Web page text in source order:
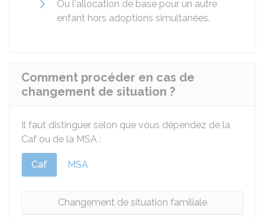
Ou l'allocation de base pour un autre
enfant hors adoptions simultanées.
Comment procéder en cas de
changement de situation ?
Il faut distinguer selon que vous dépendez de la
Caf ou de la MSA :
Caf MSA
Changement de situation familiale